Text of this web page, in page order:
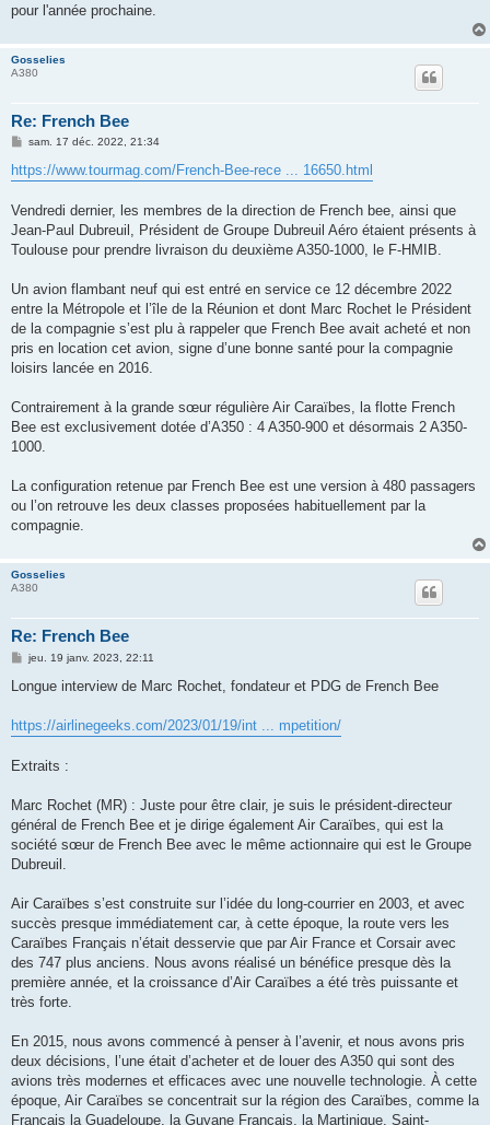
pour l'année prochaine.
Gosselies
A380
Re: French Bee
M
s
s
g
e
sam. 17 déc. 2022, 21:34
https://www.tourmag.com/French-Bee-rece ... 16650.html
Vendredi dernier, les membres de la direction de French bee, ainsi que
Jean-Paul Dubreuil, Président de Groupe Dubreuil Aéro étaient présents à
Toulouse pour prendre livraison du deuxième A350-1000, le F-HMIB.
Un avion flambant neuf qui est entré en service ce 12 décembre 2022
entre la Métropole et l’île de la Réunion et dont Marc Rochet le Président
de la compagnie s’est plu à rappeler que French Bee avait acheté et non
pris en location cet avion, signe d’une bonne santé pour la compagnie
loisirs lancée en 2016.
Contrairement à la grande sœur régulière Air Caraïbes, la flotte French
Bee est exclusivement dotée d’A350 : 4 A350-900 et désormais 2 A350-
1000.
La configuration retenue par French Bee est une version à 480 passagers
ou l’on retrouve les deux classes proposées habituellement par la
compagnie.
Gosselies
A380
Re: French Bee
M
s
g
e
jeu. 19 janv. 2023, 22:11
Longue interview de Marc Rochet, fondateur et PDG de French Bee
https://airlinegeeks.com/2023/01/19/int ... mpetition/
Extraits :
Marc Rochet (MR) : Juste pour être clair, je suis le président-directeur
général de French Bee et je dirige également Air Caraïbes, qui est la
société sœur de French Bee avec le même actionnaire qui est le Groupe
Dubreuil.
Air Caraïbes s’est construite sur l’idée du long-courrier en 2003, et avec
succès presque immédiatement car, à cette époque, la route vers les
Caraïbes Français n’était desservie que par Air France et Corsair avec
des 747 plus anciens. Nous avons réalisé un bénéfice presque dès la
première année, et la croissance d’Air Caraïbes a été très puissante et
très forte.
En 2015, nous avons commencé à penser à l’avenir, et nous avons pris
deux décisions, l’une était d’acheter et de louer des A350 qui sont des
avions très modernes et efficaces avec une nouvelle technologie. À cette
époque, Air Caraïbes se concentrait sur la région des Caraïbes, comme la
Français la Guadeloupe, la Guyane Français, la Martinique, Saint-